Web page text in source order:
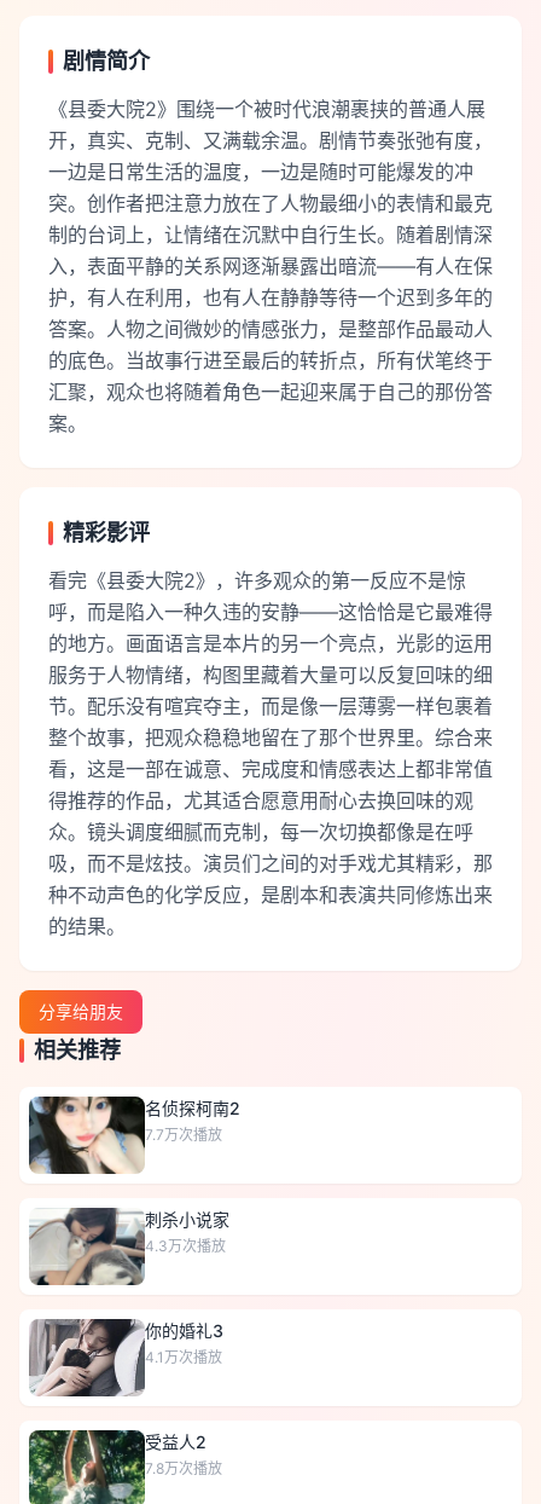
剧情简介
《县委大院2》围绕一个被时代浪潮裹挟的普通人展
开，真实、克制、又满载余温。剧情节奏张弛有度，
一边是日常生活的温度，一边是随时可能爆发的冲
突。创作者把注意力放在了人物最细小的表情和最克
制的台词上，让情绪在沉默中自行生长。随着剧情深
入，表面平静的关系网逐渐暴露出暗流——有人在保
护，有人在利用，也有人在静静等待一个迟到多年的
答案。人物之间微妙的情感张力，是整部作品最动人
的底色。当故事行进至最后的转折点，所有伏笔终于
汇聚，观众也将随着角色一起迎来属于自己的那份答
案。
精彩影评
看完《县委大院2》，许多观众的第一反应不是惊
呼，而是陷入一种久违的安静——这恰恰是它最难得
的地方。画面语言是本片的另一个亮点，光影的运用
服务于人物情绪，构图里藏着大量可以反复回味的细
节。配乐没有喧宾夺主，而是像一层薄雾一样包裹着
整个故事，把观众稳稳地留在了那个世界里。综合来
看，这是一部在诚意、完成度和情感表达上都非常值
得推荐的作品，尤其适合愿意用耐心去换回味的观
众。镜头调度细腻而克制，每一次切换都像是在呼
吸，而不是炫技。演员们之间的对手戏尤其精彩，那
种不动声色的化学反应，是剧本和表演共同修炼出来
的结果。
分享给朋友
相关推荐
名侦探柯南2
7.7万次播放
刺杀小说家
4.3万次播放
你的婚礼3
4.1万次播放
受益人2
7.8万次播放